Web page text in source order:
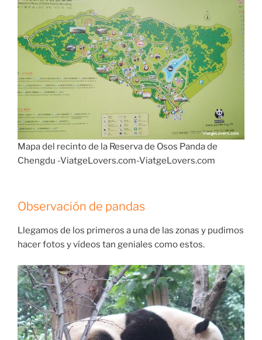
Mapa del recinto de la Reserva de Osos Panda de
Chengdu -ViatgeLovers.com-ViatgeLovers.com
Observación de pandas
Llegamos de los primeros a una de las zonas y pudimos
hacer fotos y vídeos tan geniales como estos.